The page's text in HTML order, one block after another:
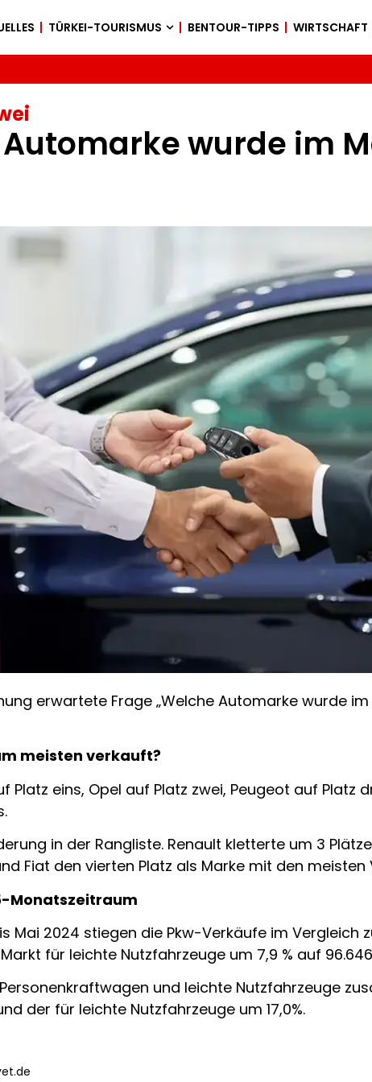
TÜRKEI-TOURISMUS BENTOUR-TIPPS WIRTSCHAFT
wurde im
erwartete Frage „Welche Automarke wurde
meisten verkauft?
Platz eins, Opel auf Platz zwei, Peugeot auf Platz
in der Rangliste. Renault kletterte um 3
Fiat den vierten Platz als Marke mit den meisten
Monatszeitraum
2024 stiegen die Pkw-Verkäufe im Vergleich
für leichte Nutzfahrzeuge um 7,9 % auf
und leichte Nutzfahrzeuge
der für leichte Nutzfahrzeuge um 17,0%.